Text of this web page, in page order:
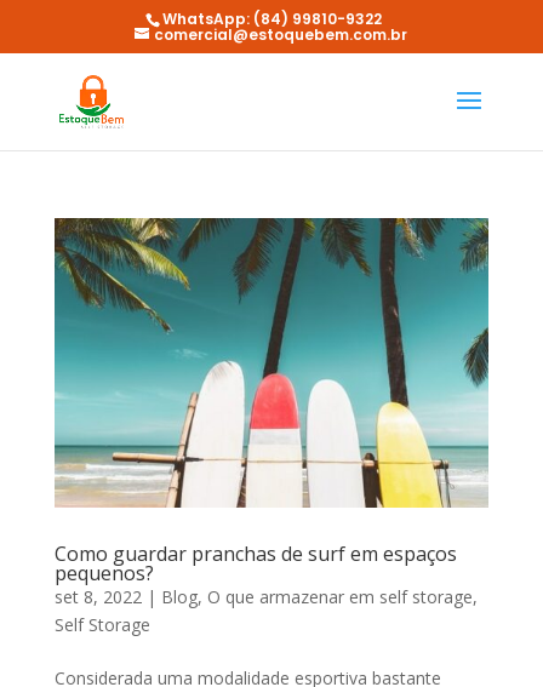
WhatsApp: (84) 99810-9322
comercial@estoquebem.com.br
Como guardar pranchas de surf em espaços
pequenos?
set 8, 2022| Blog, O que armazenar em self storage,
Self Storage
Considerada uma modalidade esportiva bastante